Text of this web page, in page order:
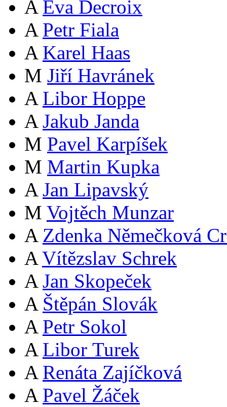
A Eva Decroix
A Petr Fiala
A Karel Haas
M Jiří Havránek
A Libor Hoppe
A Jakub Janda
M Pavel Karpíšek
M Martin Kupka
A Jan Lipavský
M Vojtěch Munzar
A Zdenka Němečková
A Vítězslav Schrek
A Jan Skopeček
A Štěpán Slovák
A Petr Sokol
A Libor Turek
A Renáta Zajíčková
A Pavel Žáček